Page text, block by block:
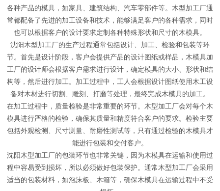
各种产品的模具，如家具、建筑结构、汽车零部件等。木型加工厂通
常都配备了先进的加工设备和技术，能够满足客户的各种需求，同时
也可以根据客户的设计要求定制各种特殊形状和尺寸的木模具。
沈阳木型加工厂的生产过程通常包括设计、加工、检验和包装等环
节。首先是设计阶段，客户会提供产品的设计图纸或样品，木模具加
工厂的设计师会根据客户需求进行设计，确定模具的大小、形状和结
构等，然后进行加工。加工过程中，工人会根据设计图纸使用木工设
备对木材进行切割、雕刻、打磨等处理，最终完成木模具的加工。
在加工过程中，质量检验是非常重要的环节。木型加工厂会对每个木
模具进行严格的检验，确保其质量和精度符合客户的要求。检验主要
包括外观检测、尺寸测量、耐磨性测试等，只有通过检验的木模具才
能进行包装和交付客户。
沈阳木型加工厂的包装环节也非常关键，因为木模具在运输和使用过
程中容易受到损坏，所以必须做好包装保护。通常木型加工厂会采用
适当的包装材料，如泡沫板、木箱等，确保木模具在运输过程中不受